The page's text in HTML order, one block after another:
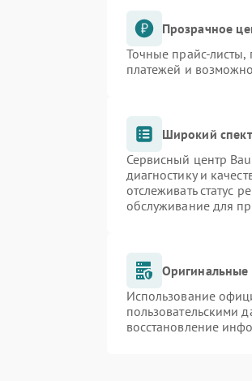
Прозрачное
Точные прайс-листы,
платежей и
Широкий
Сервисный центр
диагностику и
отслеживать статус
обслуживание для
Использование
пользовательскими
восстановление